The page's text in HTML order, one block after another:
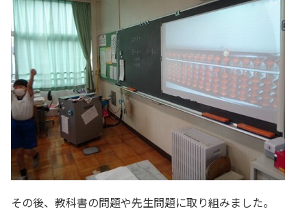
その後、教科書の問題や先生問題に取り組みました。